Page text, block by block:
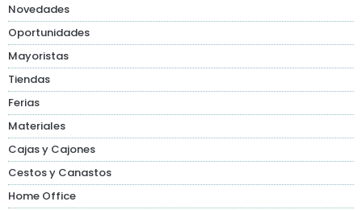
Novedades
Oportunidades
Mayoristas
Tiendas
Ferias
Materiales
Cajas y Cajones
Cestos y Canastos
Home Office